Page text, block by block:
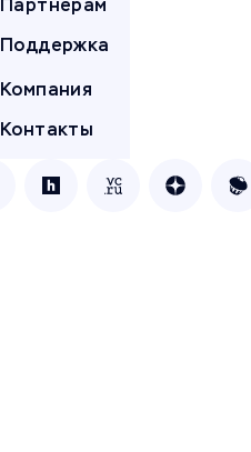
Партнерам
Поддержка
Компания
Контакты